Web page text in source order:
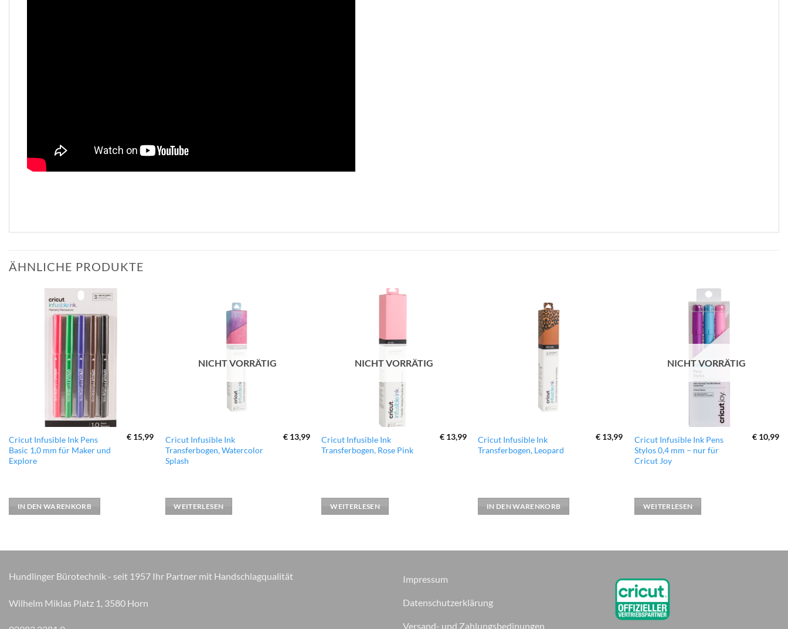
ÄHNLICHE PRODUKTE
Cricut Infusible Ink Pens
Basic 1,0 mm für Maker und
Explore
€ 15,99
IN DEN WARENKORB
NICHT VORRÄTIG
Cricut Infusible Ink
Transferbogen, Watercolor
Splash
€13,99
WEITERLESEN
NICHT VORRÄTIG
Cricut Infusible Ink
Transferbogen, Rose Pink
€13,99
WEITERLESEN
Cricut Infusible Ink
Transferbogen, Leopard
€ 13,99
IN DEN WARENKORB
NICHT VORRÄTIG
Cricut Infusible Ink Pens
Stylos 0,4 mm – nur für
Cricut Joy
€ 10,99
WEITERLESEN
Hundlinger Bürotechnik - seit 1957 Ihr Partner mit Handschlagqualität
Wilhelm Miklas Platz 1, 3580 Horn
Impressum
Datenschutzerklärung
Versand- und Zahlungsbedinungen